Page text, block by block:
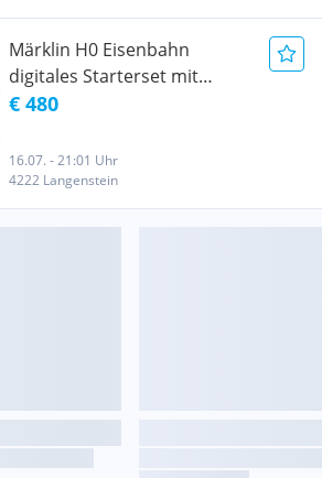
Märklin H0 Eisenbahn
digitales Starterset mit
Erweiterung auf Platte
€ 480
16.07. - 21:01 Uhr
4222 Langenstein